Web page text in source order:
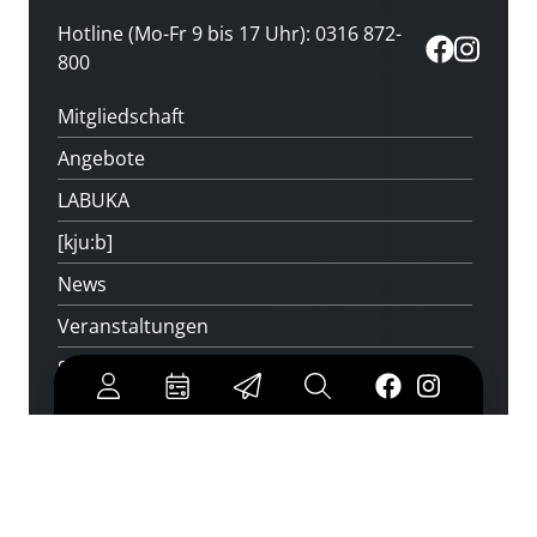
Hotline (Mo-Fr 9 bis 17 Uhr): 0316 872-
800
Mitgliedschaft
Angebote
LABUKA
[kju:b]
News
Veranstaltungen
Standorte